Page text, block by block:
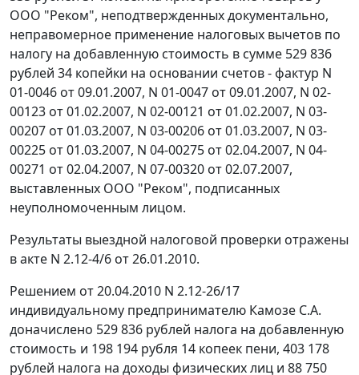
ООО "Реком", неподтвержденных документально,
неправомерное применение налоговых вычетов по
налогу на добавленную стоимость в сумме 529 836
рублей 34 копейки на основании счетов - фактур N
01-0046 от 09.01.2007, N 01-0047 от 09.01.2007, N 02-
00123 от 01.02.2007, N 02-00121 от 01.02.2007, N 03-
00207 от 01.03.2007, N 03-00206 от 01.03.2007, N 03-
00225 от 01.03.2007, N 04-00275 от 02.04.2007, N 04-
00271 от 02.04.2007, N 07-00320 от 02.07.2007,
выставленных ООО "Реком", подписанных
неуполномоченным лицом.
Результаты выездной налоговой проверки отражены
в акте N 2.12-4/6 от 26.01.2010.
Решением от 20.04.2010 N 2.12-26/17
индивидуальному предпринимателю Камозе С.А.
доначислено 529 836 рублей налога на добавленную
стоимость и 198 194 рубля 14 копеек пени, 403 178
рублей налога на доходы физических лиц и 88 750